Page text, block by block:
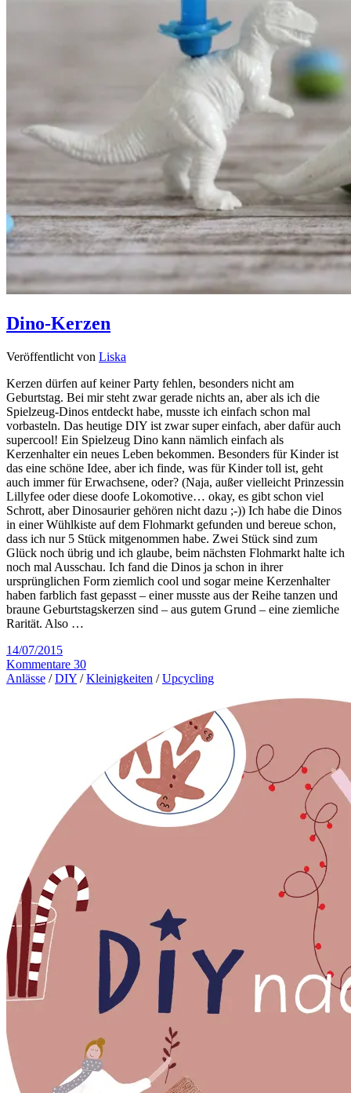
Dino-Kerzen
Veröffentlicht von Liska
Kerzen dürfen auf keiner Party fehlen, besonders nicht am
Geburtstag. Bei mir steht zwar gerade nichts an, aber als ich die
Spielzeug-Dinos entdeckt habe, musste ich einfach schon mal
vorbasteln. Das heutige DIY ist zwar super einfach, aber dafür auch
supercool! Ein Spielzeug Dino kann nämlich einfach als
Kerzenhalter ein neues Leben bekommen. Besonders für Kinder ist
das eine schöne Idee, aber ich finde, was für Kinder toll ist, geht
auch immer für Erwachsene, oder? (Naja, außer vielleicht Prinzessin
Lillyfee oder diese doofe Lokomotive… okay, es gibt schon viel
Schrott, aber Dinosaurier gehören nicht dazu ;-)) Ich habe die Dinos
in einer Wühlkiste auf dem Flohmarkt gefunden und bereue schon,
dass ich nur 5 Stück mitgenommen habe. Zwei Stück sind zum
Glück noch übrig und ich glaube, beim nächsten Flohmarkt halte ich
noch mal Ausschau. Ich fand die Dinos ja schon in ihrer
ursprünglichen Form ziemlich cool und sogar meine Kerzenhalter
haben farblich fast gepasst – einer musste aus der Reihe tanzen und
braune Geburtstagskerzen sind – aus gutem Grund – eine ziemliche
Rarität. Also …
14/07/2015
Kommentare 30
Anlässe /DIY /Kleinigkeiten /Upcycling